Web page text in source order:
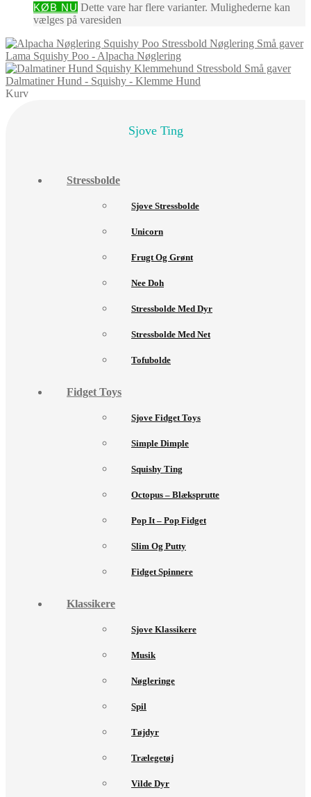
KØB NU Dette vare har flere varianter. Mulighederne kan
vælges på varesiden
Lama Squishy Poo - Alpacha Nøglering
Dalmatiner Hund - Squishy - Klemme Hund
Kurv
Sjove Ting
Stressbolde
Sjove Stressbolde
Unicorn
Frugt Og Grønt
Nee Doh
Stressbolde Med Dyr
Stressbolde Med Net
Tofubolde
Fidget Toys
Sjove Fidget Toys
Simple Dimple
Squishy Ting
Octopus – Blæksprutte
Pop It – Pop Fidget
Slim Og Putty
Fidget Spinnere
Klassikere
Sjove Klassikere
Musik
Nøgleringe
Spil
Tøjdyr
Trælegetøj
Vilde Dyr